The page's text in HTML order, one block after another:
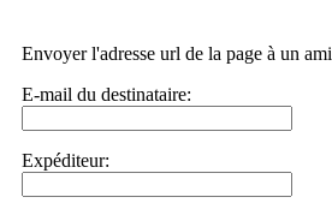
Envoyer l'adresse url de la page à un ami
E-mail du destinataire:
Expéditeur: